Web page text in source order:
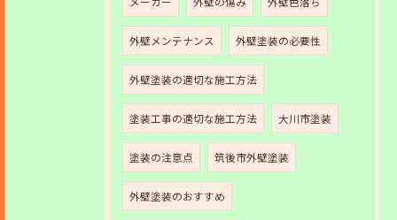
外壁メンテナンス 外壁塗装の必要性
外壁塗装の適切な施工方法
塗装工事の適切な施工方法 大川市塗装
塗装の注意点 筑後市外壁塗装
外壁塗装のおすすめ